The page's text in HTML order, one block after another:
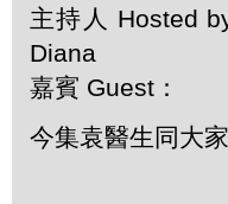
主持人 Hosted
Diana
嘉賓 Guest：
今集袁醫生同大